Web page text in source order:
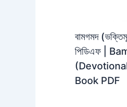
বামগমদ
পিডিএফ |
Book PDF